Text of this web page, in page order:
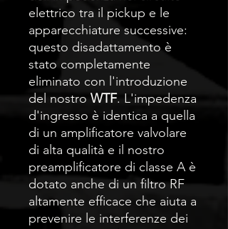
elettrico tra il pickup e le
apparecchiature successive:
questo disadattamento è
stato completamente
eliminato con l'introduzione
del nostro WTF. L'impedenza
d'ingresso è identica a quella
di un amplificatore valvolare
di alta qualità e il nostro
preamplificatore di classe A è
dotato anche di un filtro RF
altamente efficace che aiuta a
prevenire le interferenze dei